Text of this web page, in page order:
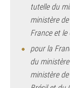
tutelle du
ministère
France et
pour la
du
ministère